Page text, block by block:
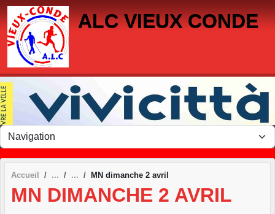
ALC VIEUX CONDE
Accueil MN dimanche 2 avril
MN DIMANCHE 2 AVRIL
Panneau de gestion des cookies